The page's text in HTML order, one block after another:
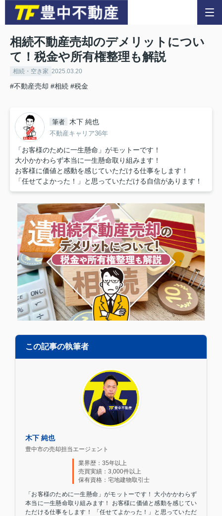
相続不動産売却のデメリットについ
て！税金や所有権整理も解説
相続・空き家 2025.03.20
#不動産売却 #相続 #税金
筆者 木下 純也
不動産キャリア36年
「お客様のために一生懸命」がモットーです！
大小かかわらず本当に一生懸命取り組みます！
お客様に価値と感動を感じていただける仕事をします！
「任せてよかった！」と思っていただける自信があります！
この記事の執筆者
木下 純也
豊中市の売却担当エージェント
業界歴：35年以上
売買実績：3,000件以上
保有資格：宅地建物取引士
「お客様のために一生懸命」がモットーです！ 大小かかわらず
本当に一生懸命取り組みます！ お客様に価値と感動を感じてい
ただける仕事をします！ 「任せてよかった！」と思っていただ